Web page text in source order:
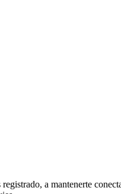
a mantenerte